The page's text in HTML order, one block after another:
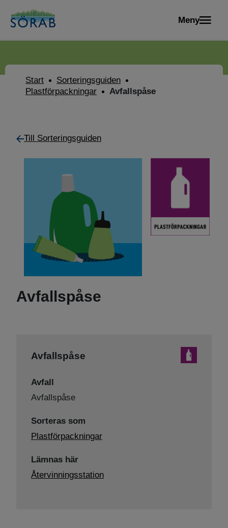
Meny
Start
Sorteringsguiden
Plastförpackningar
Avfallspåse
Till Sorteringsguiden
Avfallspåse
Avfallspåse
Avfall
Avfallspåse
Sorteras som
Plastförpackningar
Lämnas här
Återvinningsstation